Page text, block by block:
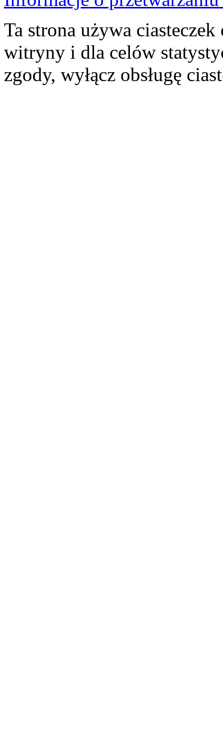
Ta strona używa
witryny i dla celów
zgody, wyłącz obsługę